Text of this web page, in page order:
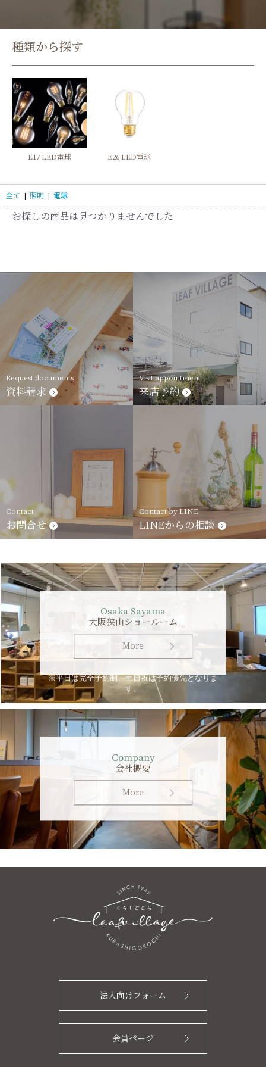
種類から探す
E17 LED電球 E26 LED電球
全て | 照明 | 電球
お探しの商品は見つかりませんでした
Request documents
資料請求
Visit appointment
来店予約
Contact
お問合せ
Contact by LINE
LINEからの相談
Osaka Sayama
大阪狭山ショールーム
More
※平日は完全予約制、土日祝は予約優先となりま
す。
Company
会社概要
More
法人向けフォーム
会員ページ